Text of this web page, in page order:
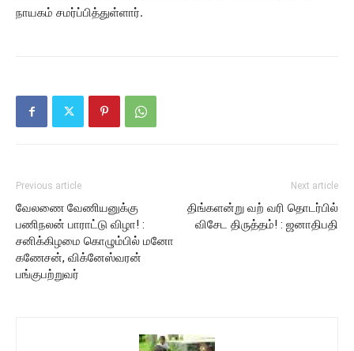
நாயகம் சமர்ப்பித்துள்ளார்.
Previous article
வேலணை வேணியனுக்கு
பணிநலன் பாராட்டு விழா! :
சனிக்கிழமை கொழும்பில் மனோ
கணேசன், விக்னேஸ்வரன்
பங்குபற்றுவர்
Next article
திங்களன்று வற் வரி தொடர்பில்
விசேட திருத்தம்! : ஜனாதிபதி